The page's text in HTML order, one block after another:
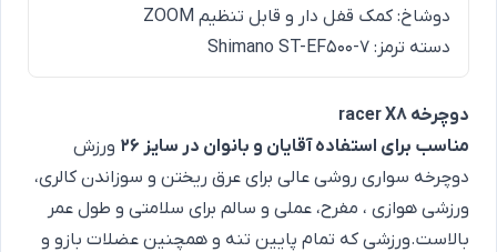
دوشاخ: ﮐﻤﮏ ﻗﻔﻞ دار و ﻗﺎﺑﻞ ﺗﻨﻈﯿﻢ ZOOM
دسته ترمز: Shimano ST-EF500-7
دوچرخه racer X8
مناسب برای استفاده آﻗﺎﯾﺎن و ﺑﺎﻧﻮان در سایز 26
ورزش
دوچرخه سواری روشی عالی برای عرق ریختن و سوزاندن کالری،
ورزشی هوازی ، مفرح، عملی و سالم برای سلامتی و طول عمر
بالاست.ورزشی که تمام پایین تنه و همچنین عضلات بازو و